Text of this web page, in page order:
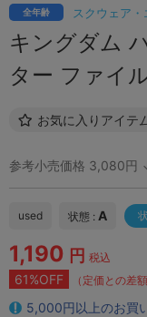
スクウェア・
全年齢
キングダム
ター ファイ
お気に入りアイテ
参考小売価格 3,080円
used 状態 : A
1,190 円 税込
61%OFF （定価との差
5,000円以上のお買